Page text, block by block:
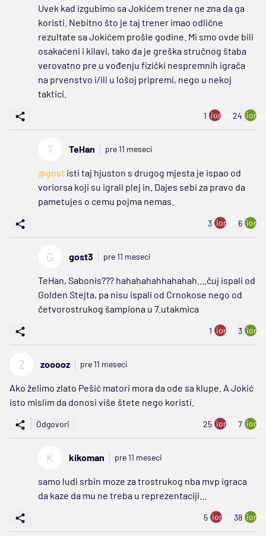
Uvek kad izgubimo sa Jokićem trener ne zna da ga
koristi. Nebitno što je taj trener imao odlične
rezultate sa Jokićem prošle godine. Mi smo ovde bili
osakaćeni i kilavi, tako da je greška stručnog štaba
verovatno pre u vođenju fizički nespremnih igrača
na prvenstvo i/ili u lošoj pripremi, nego u nekoj
taktici.
1 ion:minus
24
T TeHan pre 11 meseci
@gost isti taj hjuston s drugog mjesta je ispao od
voriorsa koji su igrali plej in. Dajes sebi za pravo da
pametujes o cemu pojma nemas.
3 ion:minus
6
G gost3 pre 11 meseci
TeHan, Sabonis??? hahahahahhahahah....čuj ispali od
Golden Stejta, pa nisu ispali od Crnokose nego od
četvorostrukog šampiona u 7.utakmica
1 ion:minus
3
Z zooooz pre 11 meseci
Ako želimo zlato Pešić matori mora da ode sa klupe. A Jokić
isto mislim da donosi više štete nego koristi.
Odgovori 25 ion:minus
7
K kikoman pre 11 meseci
samo ludi srbin moze za trostrukog nba mvp igraca
da kaze da mu ne treba u reprezentaciji...
5 ion:minus
38